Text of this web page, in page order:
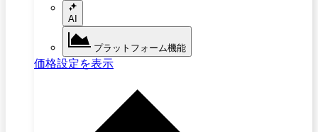
AI
プラットフォーム機能
価格設定を表示